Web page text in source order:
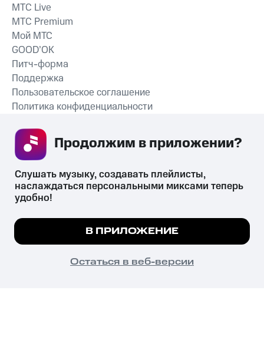
СКАЧАТЬ ПРИЛОЖЕНИЕ
MTС Live
MTС Premium
Мой МТС
GOOD’OK
Питч-форма
Поддержка
Пользовательское соглашение
Политика конфиденциальности
психотропных веществ, их аналогов причиняет вред здоровью,
их незаконный оборот запрещён и влечёт установленную
законодательством ответственность.
© 2026 ООО «КИОН».
Все права защищены
Мы используем куки, чтобы на сайте все
Подробнее
ПОНЯТНО
Слушать музыку, создавать плейлисты,
наслаждаться персональными миксами теперь
удобно!
В ПРИЛОЖЕНИЕ
Остаться в веб-версии